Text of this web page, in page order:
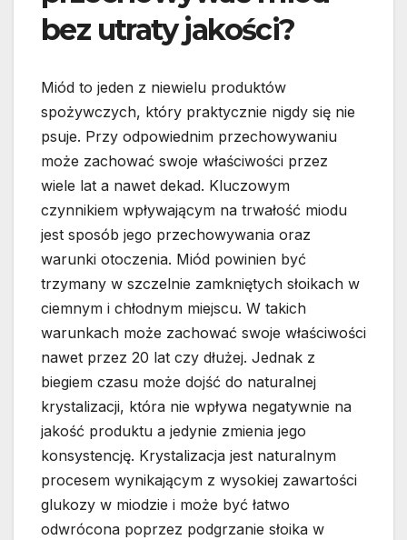
bez utraty jakości?
Miód to jeden z niewielu produktów
spożywczych, który praktycznie nigdy się nie
psuje. Przy odpowiednim przechowywaniu
może zachować swoje właściwości przez
wiele lat a nawet dekad. Kluczowym
czynnikiem wpływającym na trwałość miodu
jest sposób jego przechowywania oraz
warunki otoczenia. Miód powinien być
trzymany w szczelnie zamkniętych słoikach w
ciemnym i chłodnym miejscu. W takich
warunkach może zachować swoje właściwości
nawet przez 20 lat czy dłużej. Jednak z
biegiem czasu może dojść do naturalnej
krystalizacji, która nie wpływa negatywnie na
jakość produktu a jedynie zmienia jego
konsystencję. Krystalizacja jest naturalnym
procesem wynikającym z wysokiej zawartości
glukozy w miodzie i może być łatwo
odwrócona poprzez podgrzanie słoika w